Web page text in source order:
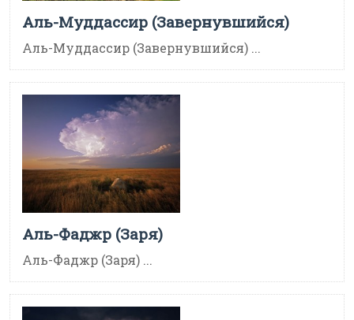
Аль-Муддассир (Завернувшийся)
Аль-Муддассир (Завернувшийся) ...
Аль-Фаджр (Заря)
Аль-Фаджр (Заря) ...